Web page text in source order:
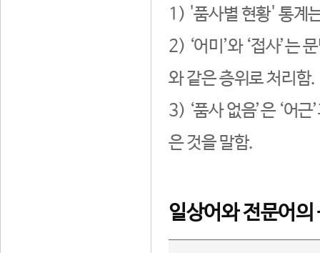
1) '품사별 현황' 통계
2) ‘어미’와 ‘접사’는
와 같은 층위로 처리함.
3) ‘품사 없음’은 ‘어
은 것을 말함.
일상어와 전문어의